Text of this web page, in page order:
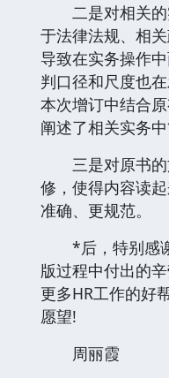
二是对相关的
于法律法规、相
导致在实务操作
判口径和尺度也
本次增订中结合
阐述了相关实务
三是对原书的
修，使得内容读
准确、更规范。
*后，特别感谢
版过程中付出的
更多HR工作的好
愿望!
周丽霞